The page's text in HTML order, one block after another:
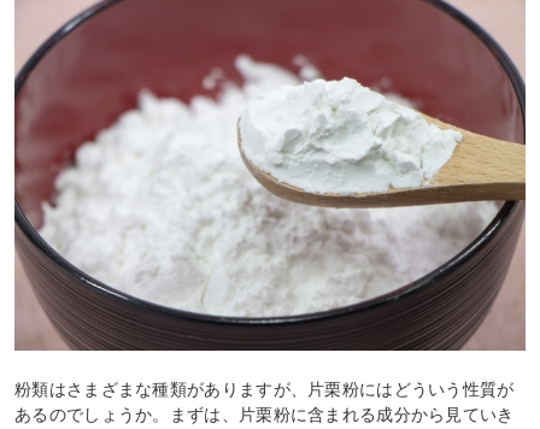
粉類はさまざまな種類がありますが、片栗粉にはどういう性質が
あるのでしょうか。まずは、片栗粉に含まれる成分から見ていき